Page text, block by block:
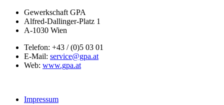
Gewerkschaft GPA
Alfred-Dallinger-Platz 1
A-1030 Wien
Telefon: +43 / (0)5 03 01
E-Mail: service@gpa.at
Web: www.gpa.at
Impressum